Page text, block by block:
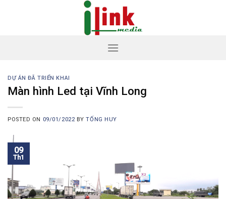
DỰ ÁN ĐÃ TRIỂN KHAI
Màn hình Led tại Vĩnh Long
POSTED ON 09/01/2022 BYTỐNG HUY
09
Th1